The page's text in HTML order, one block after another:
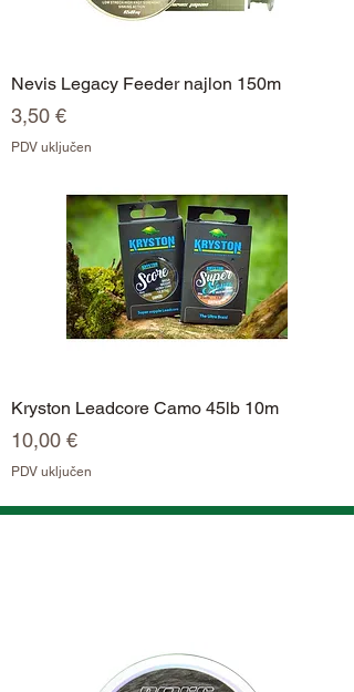
Nevis Legacy Feeder najlon 150m
Cijena
3,50 €
PDV uključen
Kryston Leadcore Camo 45lb 10m
Cijena
10,00 €
PDV uključen